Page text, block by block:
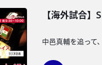
【海外試合
中邑真輔を追って